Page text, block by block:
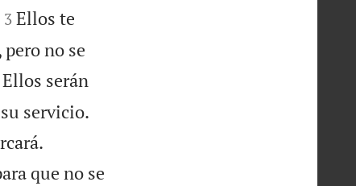

3 Ellos te
no se
Ellos serán
servicio.

que no se